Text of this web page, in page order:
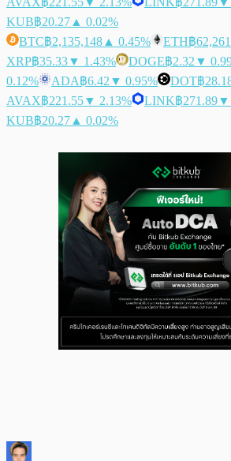
KUB฿20.27 ▲ 0.02%
BTC฿2,135,148 ▲ 0.45% ETH฿
XRP฿35.33▼ 1.43% DOGE฿2.32 ▼
0.12%
ADA฿6.42 ▼ 0.95% DOT฿
AVAX฿221.55▼ 2.13% LINK฿271.89▼
KUB฿20.27 ▲ 0.02%